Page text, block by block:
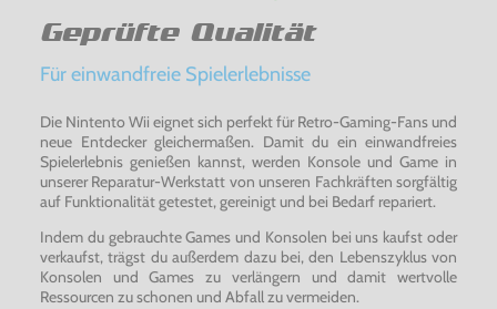
Geprüfte Qualität
Für einwandfreie Spielerlebnisse
Die Nintento Wii eignet sich perfekt für Retro-Gaming-Fans und
neue Entdecker gleichermaßen. Damit du ein einwandfreies
Spielerlebnis genießen kannst, werden Konsole und Game in
unserer Reparatur-Werkstatt von unseren Fachkräften sorgfältig
auf Funktionalität getestet, gereinigt und bei Bedarf repariert.
Indem du gebrauchte Games und Konsolen bei uns kaufst oder
verkaufst, trägst du außerdem dazu bei, den Lebenszyklus von
Konsolen und Games zu verlängern und damit wertvolle
Ressourcen zu schonen und Abfall zu vermeiden.